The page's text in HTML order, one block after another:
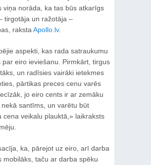
viņa norāda, ka tas būs atkarīgs
tirgotāja un ražotāja –
raksta Apollo.lv.
aspekti, kas rada satraukumu
par eiro ieviešanu. Pirmkārt, tirgus
un radīsies vairāki ietekmes
pārtikas preces cenu varēs
jo eiro cents ir ar zemāku
nekā santīms, un varētu būt
cena veikalu plauktā,» laikraksts
ka, pārejot uz eiro, arī darba
mobilāks, taču ar darba spēku